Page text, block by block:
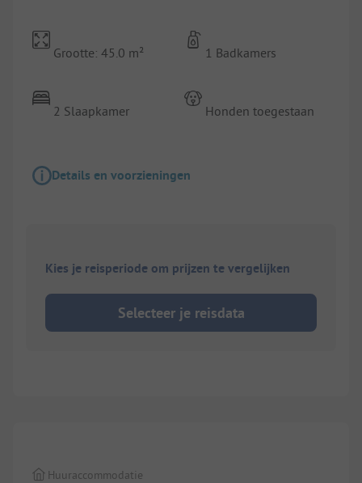
Grootte: 45.0 m²
2 Slaapkamer
1 Badkamers
Honden toegestaan
Details en voorzieningen
Kies je reisperiode om prijzen te vergelijken
Selecteer je reisdata
Huuraccommodatie